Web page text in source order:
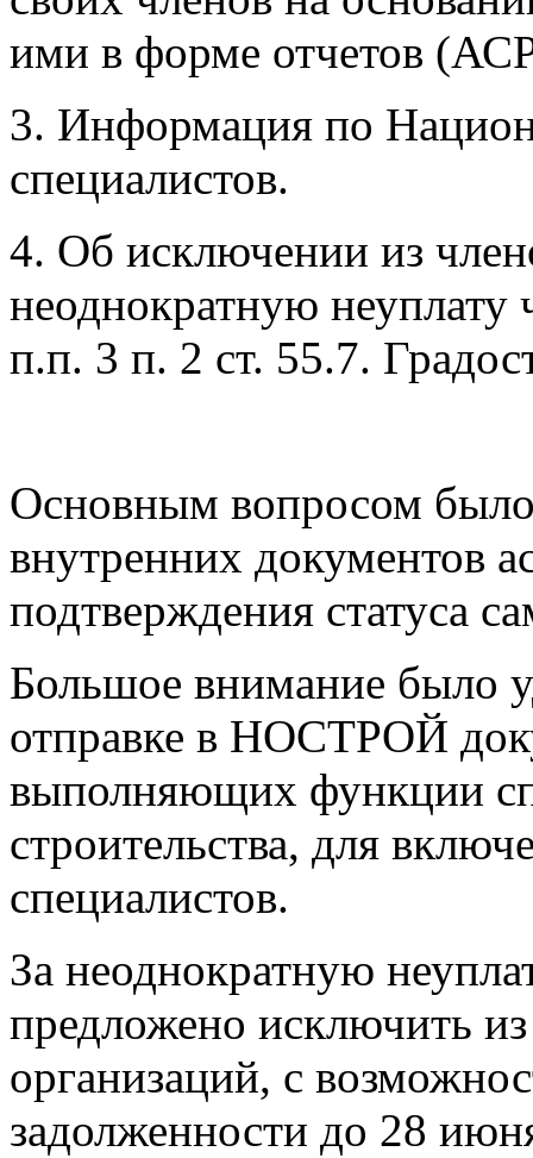
ими в форме отчетов
3. Информация по
специалистов.
4. Об исключении из
неоднократную неуплату
п.п. 3 п. 2 ст. 55.7.
Основным вопросом
внутренних документов
подтверждения статуса
Большое внимание было
отправке в НОСТРОЙ
выполняющих функции
строительства, для
специалистов.
За неоднократную
предложено исключить
организаций, с
задолженности до 28